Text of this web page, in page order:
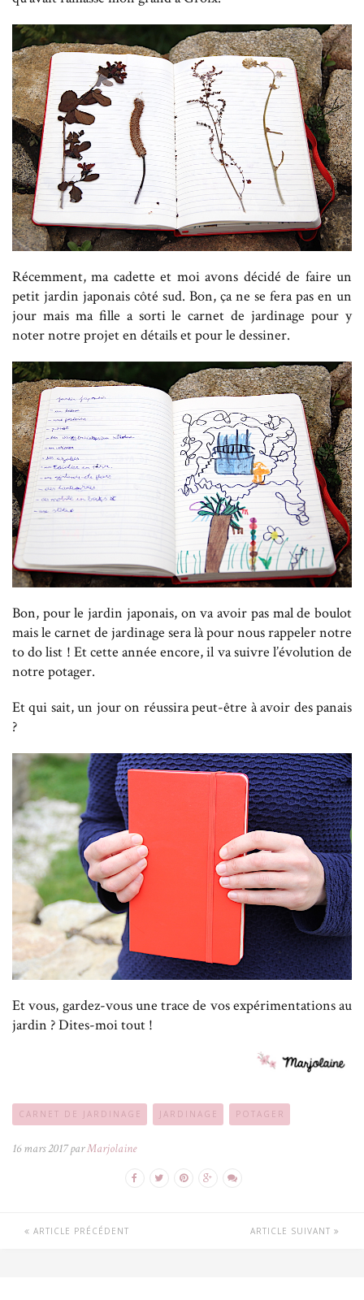
Récemment, ma cadette et moi avons décidé de faire un
petit jardin japonais côté sud. Bon, ça ne se fera pas en un
jour mais ma fille a sorti le carnet de jardinage pour y
noter notre projet en détails et pour le dessiner.
Bon, pour le jardin japonais, on va avoir pas mal de boulot
mais le carnet de jardinage sera là pour nous rappeler notre
to do list ! Et cette année encore, il va suivre l’évolution de
notre potager.
Et qui sait, un jour on réussira peut-être à avoir des panais
?
Et vous, gardez-vous une trace de vos expérimentations au
jardin ? Dites-moi tout !
CARNET DE JARDINAGE JARDINAGE POTAGER
16 mars 2017 parMarjolaine
ARTICLE PRÉCÉDENT ARTICLE SUIVANT